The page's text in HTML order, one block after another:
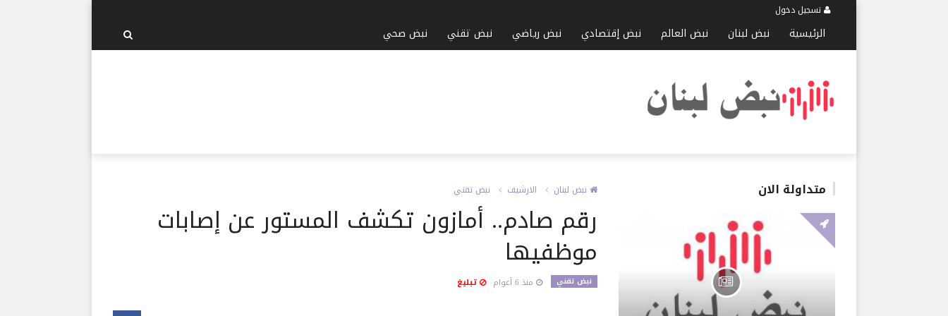
تسجيل دخول
الرئيسية نبض لبنان نبض العالم نبض إقتصادي نبض رياضي نبض تقني نبض صحي
نبض لبنان الارشيف نبض تقني
رقم صادم.. أمازون تكشف المستور عن إصابات
موظفيها
نبض تقني منذ 6 أعوام تبليغ
متداولة الان